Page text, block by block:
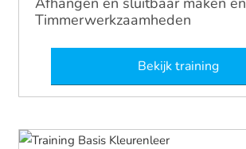
Timmerwerkzaamheden
Bekijk training